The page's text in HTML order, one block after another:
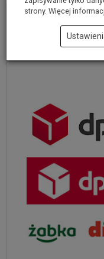
strony. Więcej